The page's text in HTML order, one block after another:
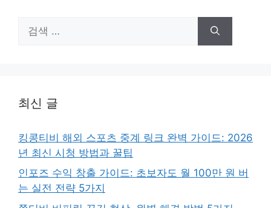
색:
최신 글
킹콩티비 해외 스포츠 중계 링크 완벽 가이드: 2026
년 최신 시청 방법과 꿀팁
인포즈 수익 창출 가이드: 초보자도 월 100만 원 버
는 실전 전략 5가지